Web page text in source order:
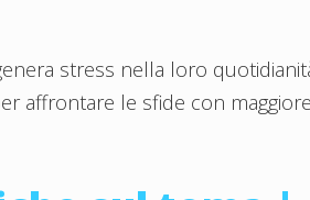
stress nella loro
affrontare le sfide con